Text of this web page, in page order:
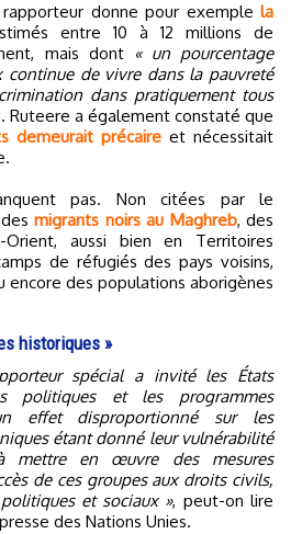
donne pour exemple la
entre 10 à 12 millions de
mais dont « un pourcentage
continue de vivre dans la pauvreté
dans pratiquement tous
Ruteere a également constaté que
demeurait précaire et nécessitait
pas. Non citées par le
desmigrants noirs au Maghreb, des
Orient, aussi bien en Territoires
de réfugiés des pays voisins,
encore des populations aborigènes
historiques »
spécial a invité les États
politiques et les programmes
effet disproportionné sur les
étant donné leur vulnérabilité
mettre en œuvre des mesures
de ces groupes aux droits civils,
et sociaux », peut-on lire
des Nations Unies.